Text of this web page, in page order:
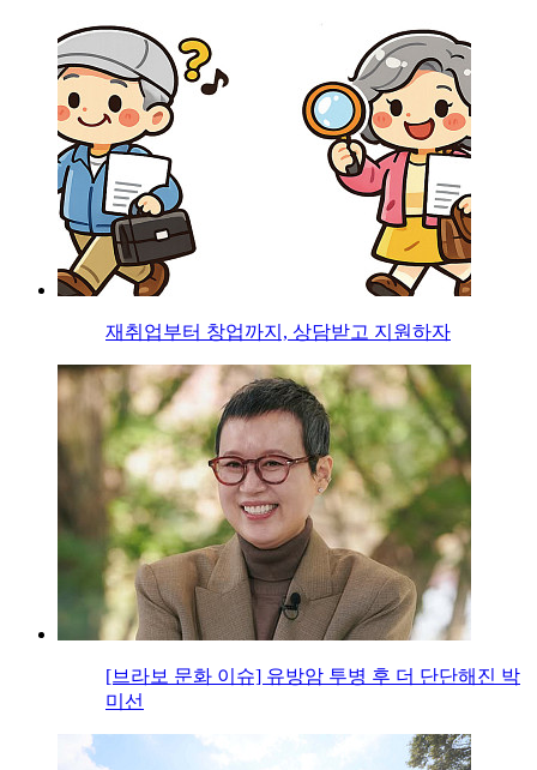
재취업부터 창업까지, 상담받고 지원하자
[브라보 문화 이슈] 유방암 투병 후 더 단단해진 박
미선